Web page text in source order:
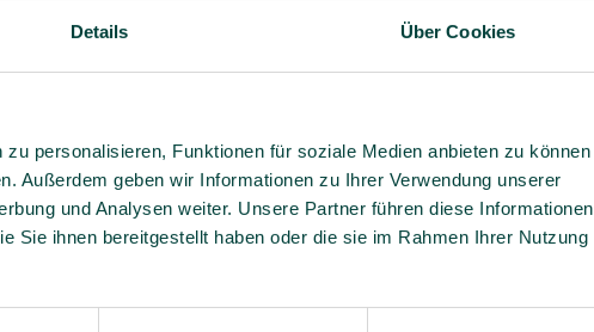
Details Über Cookies
personalisieren, Funktionen für soziale Medien anbieten zu können
Außerdem geben wir Informationen zu Ihrer Verwendung unserer
und Analysen weiter. Unsere Partner führen diese Informationen
Sie ihnen bereitgestellt haben oder die sie im Rahmen Ihrer Nutzung